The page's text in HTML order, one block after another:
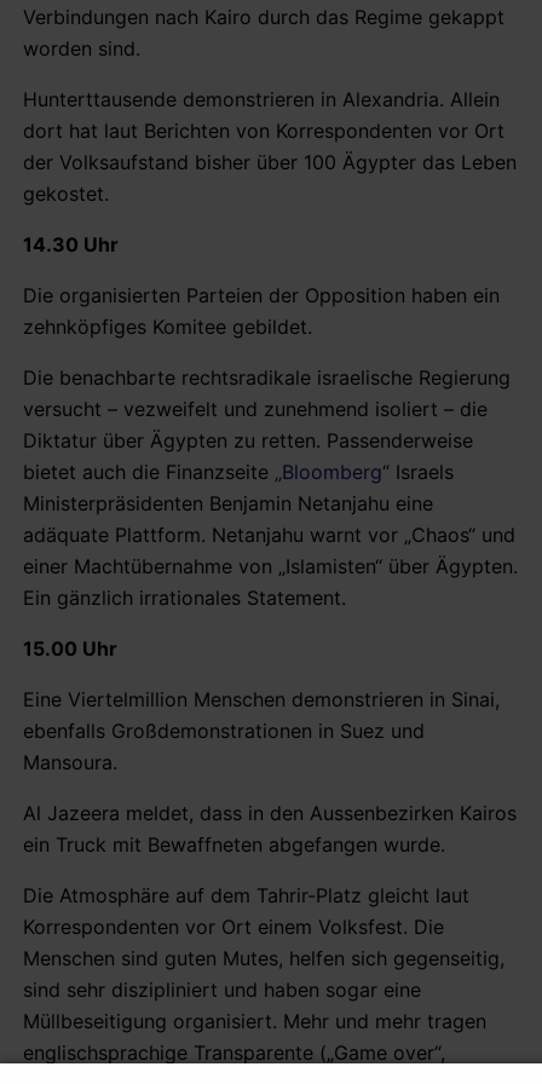
Verbindungen nach Kairo durch das Regime gekappt
worden sind.
Hunterttausende demonstrieren in Alexandria. Allein
dort hat laut Berichten von Korrespondenten vor Ort
der Volksaufstand bisher über 100 Ägypter das Leben
gekostet.
14.30 Uhr
Die organisierten Parteien der Opposition haben ein
zehnköpfiges Komitee gebildet.
Die benachbarte rechtsradikale israelische Regierung
versucht – vezweifelt und zunehmend isoliert – die
Diktatur über Ägypten zu retten. Passenderweise
bietet auch die Finanzseite „Bloomberg“ Israels
Ministerpräsidenten Benjamin Netanjahu eine
adäquate Plattform. Netanjahu warnt vor „Chaos“ und
einer Machtübernahme von „Islamisten“ über Ägypten.
Ein gänzlich irrationales Statement.
15.00 Uhr
Eine Viertelmillion Menschen demonstrieren in Sinai,
ebenfalls Großdemonstrationen in Suez und
Mansoura.
Al Jazeera meldet, dass in den Aussenbezirken Kairos
ein Truck mit Bewaffneten abgefangen wurde.
Die Atmosphäre auf dem Tahrir-Platz gleicht laut
Korrespondenten vor Ort einem Volksfest. Die
Menschen sind guten Mutes, helfen sich gegenseitig,
sind sehr diszipliniert und haben sogar eine
Müllbeseitigung organisiert. Mehr und mehr tragen
englischsprachige Transparente („Game over“,